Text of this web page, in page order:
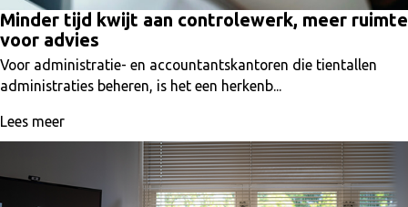
Minder tijd kwijt aan controlewerk, meer ruimte
voor advies
Voor administratie- en accountantskantoren die tientallen
administraties beheren, is het een herkenb...
Lees meer